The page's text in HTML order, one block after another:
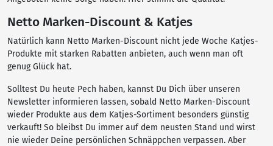
Netto Marken-Discount & Katjes
Natürlich kann Netto Marken-Discount nicht jede Woche Katjes-
Produkte mit starken Rabatten anbieten, auch wenn man oft
genug Glück hat.
Solltest Du heute Pech haben, kannst Du Dich über unseren
Newsletter informieren lassen, sobald Netto Marken-Discount
wieder Produkte aus dem Katjes-Sortiment besonders günstig
verkauft! So bleibst Du immer auf dem neusten Stand und wirst
nie wieder Deine persönlichen Schnäppchen verpassen. Aber